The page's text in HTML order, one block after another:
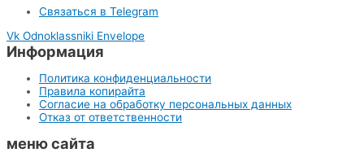
Связаться в Telegram
Vk Odnoklassniki Envelope
Информация
Политика конфиденциальности
Правила копирайта
Согласие на обработку персональных данных
Отказ от ответственности
меню сайта